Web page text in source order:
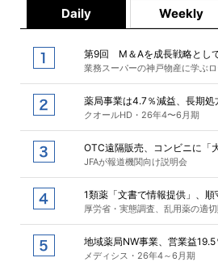
Daily Weekly
第9回 M＆Aを成長戦略とし
業務スーパーの神戸物産に学ぶ
薬局事業は4.7％減益、長期処
クオールHD・26年4〜6月期
OTC遠隔販売、コンビニに「
JFAが報道機関向け説明会
1類薬「文書で情報提供」、
厚労省・実態調査、乱用薬の適
地域薬局NW事業、営業益19.5
メディシス・26年4～6月期